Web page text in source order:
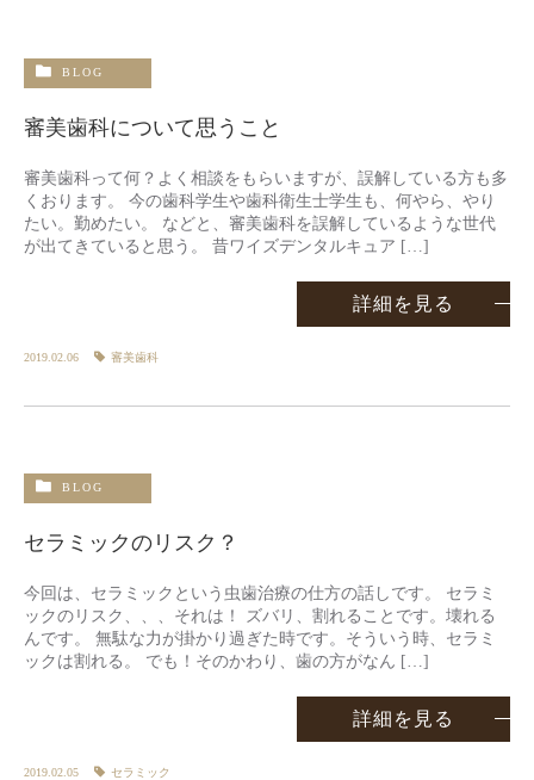
BLOG
審美歯科について思うこと
審美歯科って何？よく相談をもらいますが、誤解している方も多
くおります。 今の歯科学生や歯科衛生士学生も、何やら、やり
たい。勤めたい。 などと、審美歯科を誤解しているような世代
が出てきていると思う。 昔ワイズデンタルキュア […]
詳細を見る
2019.02.06 審美歯科
BLOG
セラミックのリスク？
今回は、セラミックという虫歯治療の仕方の話しです。 セラミ
ックのリスク、、、それは！ ズバリ、割れることです。壊れる
んです。 無駄な力が掛かり過ぎた時です。そういう時、セラミ
ックは割れる。 でも！そのかわり、歯の方がなん […]
詳細を見る
2019.02.05 セラミック